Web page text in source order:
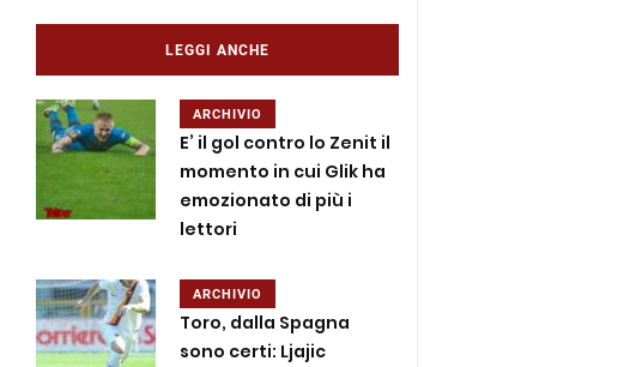
LEGGI ANCHE
ARCHIVIO
E’ il gol contro lo Zenit il
momento in cui Glik ha
emozionato di più i
lettori
ARCHIVIO
Toro, dalla Spagna
sono certi: Ljajic